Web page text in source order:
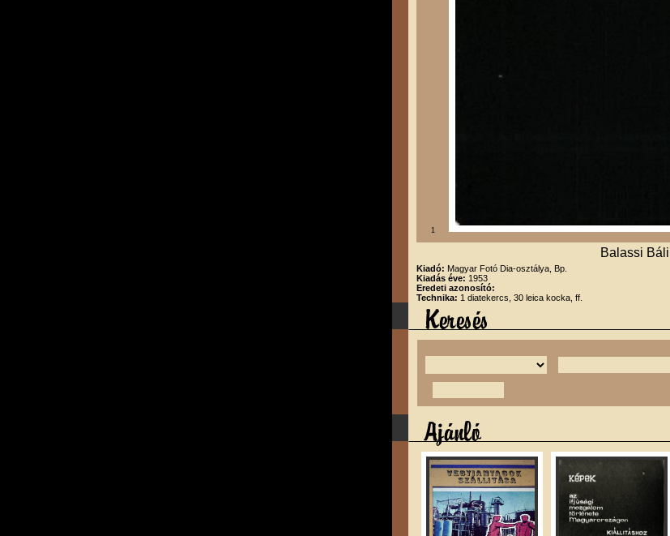
1
Balassi
Kiadó: Magyar Fotó Dia-osztálya, Bp.
Kiadás éve: 1953
Eredeti azonosító:
Technika: 1 diatekercs, 30 leica kocka, ff.